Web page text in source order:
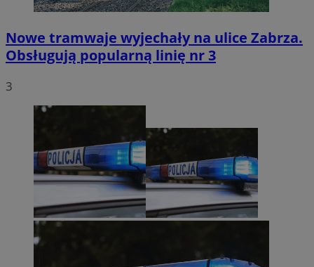
Nowe tramwaje wyjechały na ulice Zabrza.
Obsługują popularną linię nr 3
3